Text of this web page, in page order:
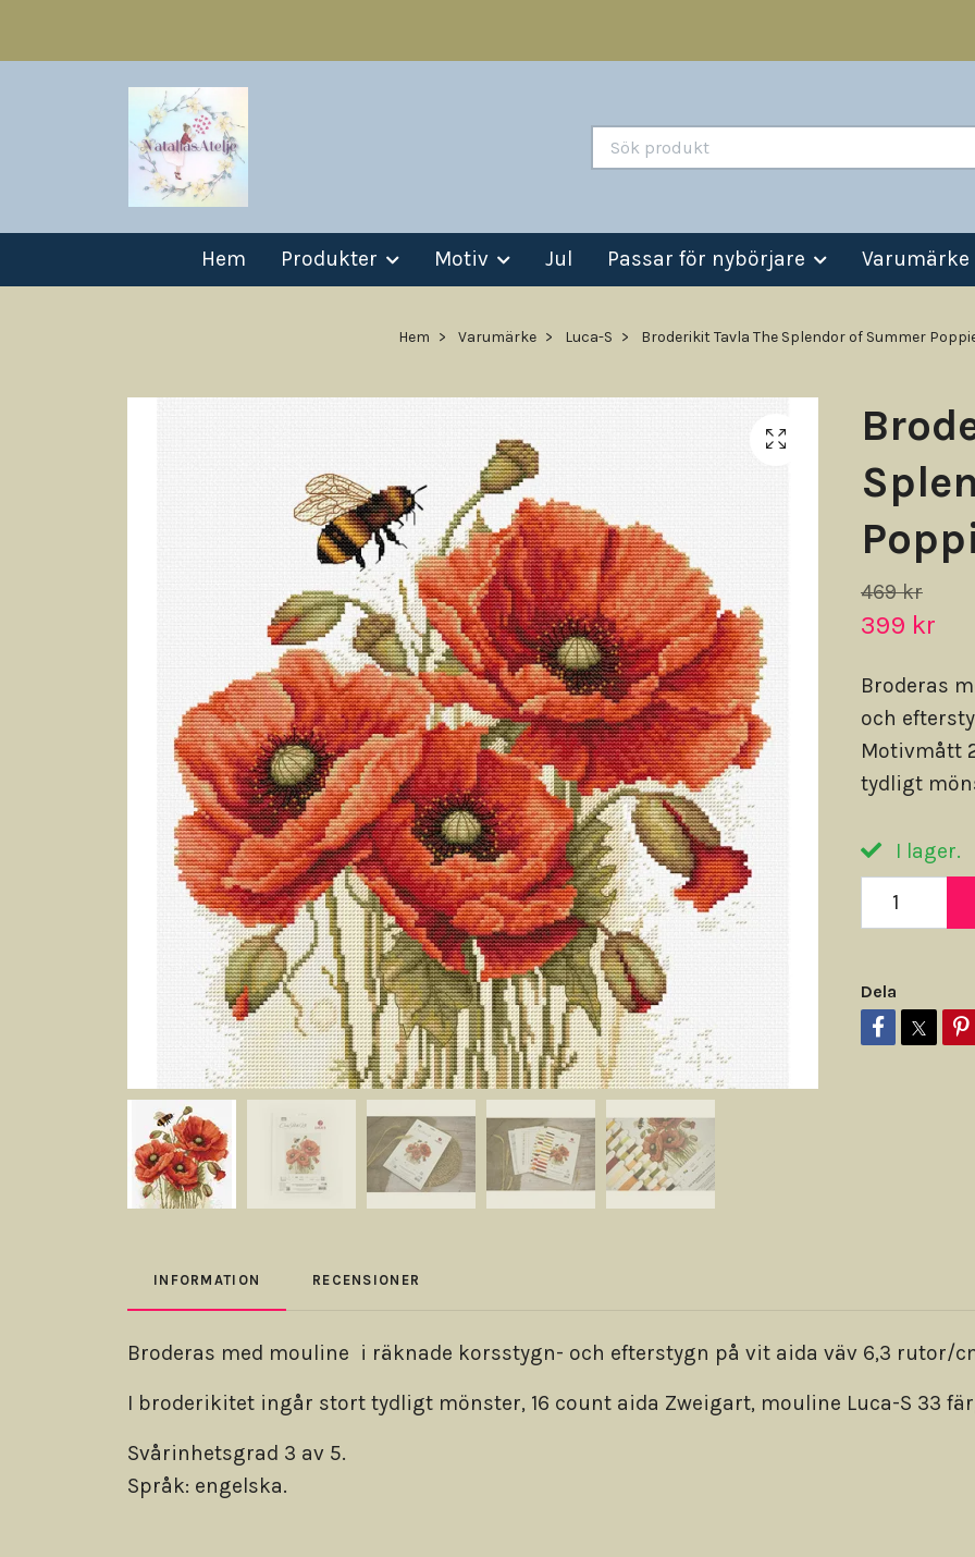
Hem Produkter Motiv Jul Passar för nybörjare Varumärke
Hem Varumärke Luca-S Broderikit Tavla The Splendor of Summer
469 kr
399 kr
Broderas
och
Motivmått
tydligt
I lager.
Dela
INFORMATION RECENSIONER
Broderas med mouline i räknade korsstygn- och efterstygn på vit aida väv 6,3 rutor/
I broderikitet ingår stort tydligt mönster, 16 count aida Zweigart, mouline Luca-S 33
Svårinhetsgrad 3 av 5.
Språk: engelska.